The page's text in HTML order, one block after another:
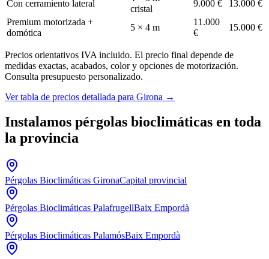
Con cerramiento lateral
cristal
9.000 €
13.000 €
Premium motorizada +
domótica
5 × 4 m
11.000
€
15.000 €
Precios orientativos IVA incluido. El precio final depende de
medidas exactas, acabados, color y opciones de motorización.
Consulta presupuesto personalizado.
Ver tabla de precios detallada para Girona →
Instalamos pérgolas bioclimáticas en toda
la provincia
Pérgolas Bioclimáticas GironaCapital provincial
Pérgolas Bioclimáticas PalafrugellBaix Empordà
Pérgolas Bioclimáticas PalamósBaix Empordà